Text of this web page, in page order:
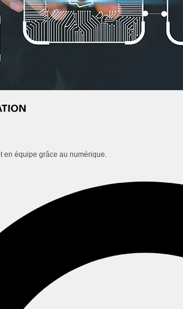
en équipe grâce au numérique.